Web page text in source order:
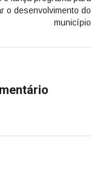
o desenvolvimento do
município